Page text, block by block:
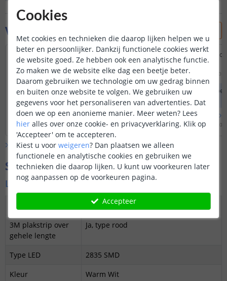
Vraag & antwoord
Dank u, zijn deze eventueel in 20cm lengte
te verkrijgen?
Door rudi op dinsdag 20 oktober 2020
De parasolverlichting bieden wij enkel
aan in een lengte van 70 cm.
Bekijk heleantwoord
Door Siem op woensdag 21 oktober 2020
Beste, hoelang zijn
mvg
Door Rudi op dinsdag 20
De ledstrips
cm per stuk.
Bekijkhele
Door Lizzy op dinsdag 20
Bekijk alle Vraag & antwoord
Specificaties
Led strip warm wit
3M plakstrip over
gehele lengte
Ja, type rood
Type LED
2835 SMD
Kleur
Warm Wit
Cookies
Met cookies en technieken die daarop lijken helpen we u
beter en persoonlijker. Dankzij functionele cookies werkt
de website goed. Ze hebben ook een analytische functie.
Zo maken we de website elke dag een beetje beter.
Daarom gebruiken we technologie om uw gedrag binnen
en buiten onze website te volgen. We gebruiken uw
gegevens voor het personaliseren van advertenties. Dat
doen we op een anonieme manier. Meer weten? Lees
hier alles over onze cookie- en privacyverklaring. Klik op
'Accepteer' om te accepteren.
Kiest u voor weigeren? Dan plaatsen we alleen
functionele en analytische cookies en gebruiken we
technieken die daarop lijken. U kunt uw voorkeuren later
nog aanpassen op de voorkeuren pagina.
Accepteer